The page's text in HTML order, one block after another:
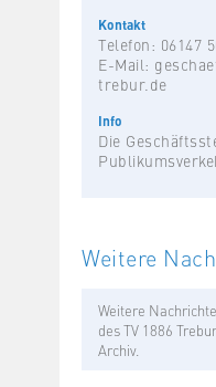
Kontakt
Telefon: 06147
E-Mail:
trebur.de
Info
Die
Weitere
Weitere
des TV 1886
Archiv.